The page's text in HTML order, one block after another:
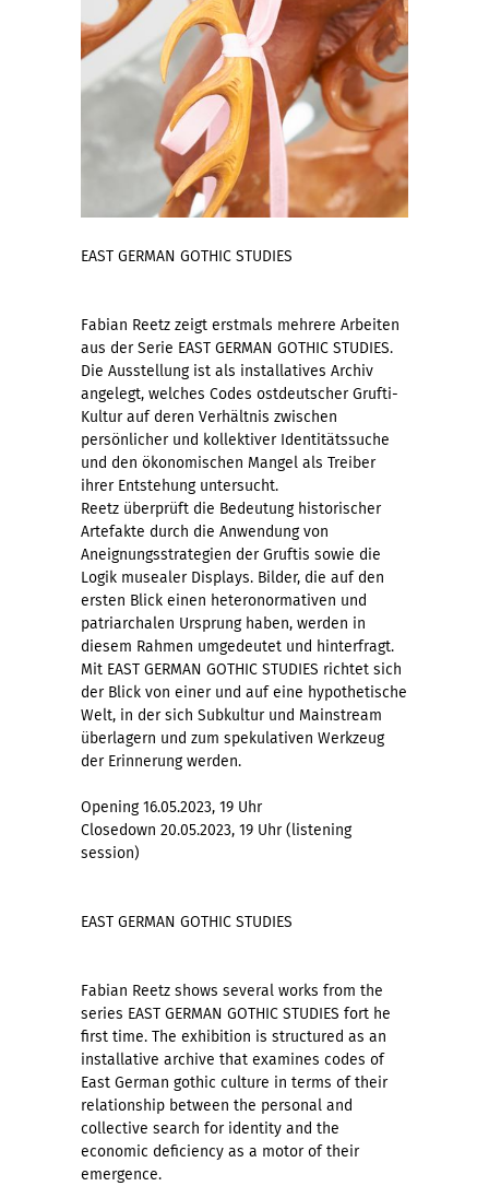
EAST GERMAN GOTHIC STUDIES
Fabian Reetz zeigt erstmals mehrere Arbeiten
aus der Serie EAST GERMAN GOTHIC STUDIES.
Die Ausstellung ist als installatives Archiv
angelegt, welches Codes ostdeutscher Grufti-
Kultur auf deren Verhältnis zwischen
persönlicher und kollektiver Identitätssuche
und den ökonomischen Mangel als Treiber
ihrer Entstehung untersucht.
Reetz überprüft die Bedeutung historischer
Artefakte durch die Anwendung von
Aneignungsstrategien der Gruftis sowie die
Logik musealer Displays. Bilder, die auf den
ersten Blick einen heteronormativen und
patriarchalen Ursprung haben, werden in
diesem Rahmen umgedeutet und hinterfragt.
Mit EAST GERMAN GOTHIC STUDIES richtet sich
der Blick von einer und auf eine hypothetische
Welt, in der sich Subkultur und Mainstream
überlagern und zum spekulativen Werkzeug
der Erinnerung werden.
Opening 16.05.2023, 19 Uhr
Closedown 20.05.2023, 19 Uhr (listening
session)
EAST GERMAN GOTHIC STUDIES
Fabian Reetz shows several works from the
series EAST GERMAN GOTHIC STUDIES fort he
first time. The exhibition is structured as an
installative archive that examines codes of
East German gothic culture in terms of their
relationship between the personal and
collective search for identity and the
economic deficiency as a motor of their
emergence.